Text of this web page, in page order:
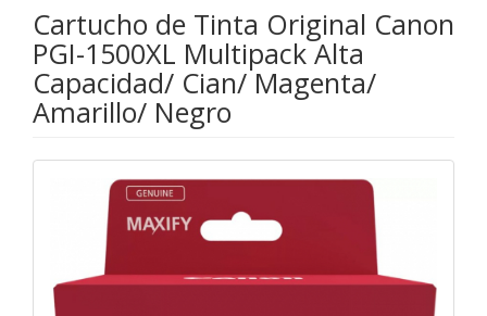
Cartucho de Tinta Original Canon
PGI-1500XL Multipack Alta
Capacidad/ Cian/ Magenta/
Amarillo/ Negro